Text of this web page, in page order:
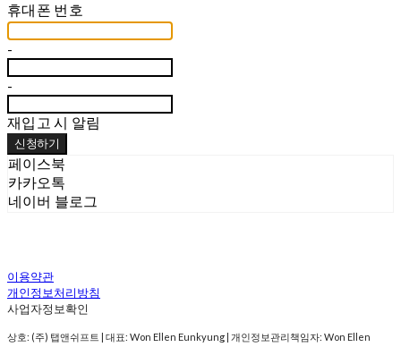
휴대폰 번호
-
-
재입고 시 알림
신청하기
페이스북
카카오톡
네이버 블로그
이용약관
개인정보처리방침
사업자정보확인
상호: (주) 탭앤쉬프트 | 대표: Won Ellen Eunkyung | 개인정보관리책임자: Won Ellen